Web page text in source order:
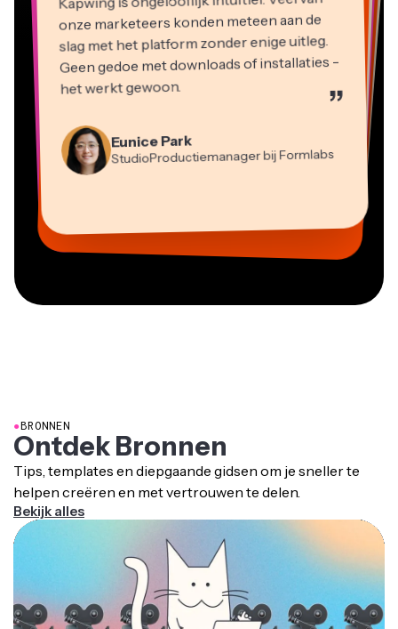
onze marketeers konden meteen aan de
slag met het platform zonder enige uitleg.
Geen gedoe met downloads of installaties -
het werkt gewoon. ”
StudioProductiemanager bij Formlabs
Grant Taleck
Panos Papagapiou
Managing Partner bij EPATHLON
Kerry-lee Farla
Gracie Peng
Heidi Rae
Natasha Ball
Adviseur
Mitch Rawlings
Dina Segovia
Virtuele Freelance Werker
Ontdek Bronnen
Tips, templates en diepgaande gidsen om je sneller te
helpen creëren en met vertrouwen te delen.
Bekijk alles